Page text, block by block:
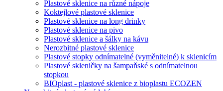
Plastové sklenice na různé nápoje
Koktejlové plastové sklenice
Plastové sklenice na long drinky
Plastové sklenice na pivo
Plastové sklenice a šálky na kávu
Nerozbitné plastové sklenice
Plastové stopky odnímatelné (vyměnitelné) k sklenicím
Plastové skleničky na šampaňské s odnímatelnou
stopkou
BIOplast - plastové sklenice z bioplastu ECOZEN